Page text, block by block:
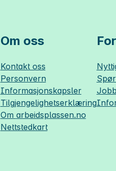
Om oss
Kontakt oss
Personvern
Informasjonskapsler
Tilgjengelighetserklæring
Om arbeidsplassen.no
Nettstedkart